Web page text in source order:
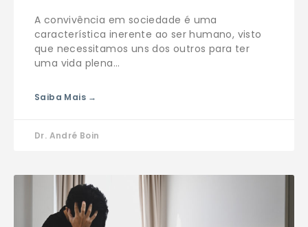
A convivência em sociedade é uma
característica inerente ao ser humano, visto
que necessitamos uns dos outros para ter
uma vida plena…
Saiba Mais →
Dr. André Boin